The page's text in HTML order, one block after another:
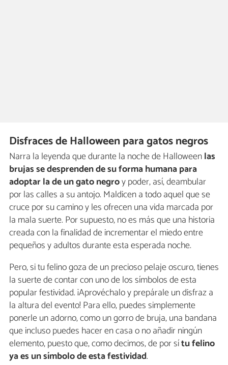
Disfraces de Halloween para gatos negros
Narra la leyenda que durante la noche de Halloweenlas
brujas se desprenden de su forma humana para
adoptar la de un gato negroy poder, así, deambular
por las calles a su antojo. Maldicen a todo aquel que se
cruce por su camino y les ofrecen una vida marcada por
la mala suerte. Por supuesto, no es más que una historia
creada con la finalidad de incrementar el miedo entre
pequeños y adultos durante esta esperada noche.
Pero, si tu felino goza de un precioso pelaje oscuro, tienes
la suerte de contar con uno de los símbolos de esta
popular festividad. ¡Aprovéchalo y prepárale un disfraz a
la altura del evento! Para ello, puedes simplemente
ponerle un adorno, como un gorro de bruja, una bandana
que incluso puedes hacer en casa o no añadir ningún
elemento, puesto que, como decimos, de por sítu felino
ya es un símbolo de esta festividad.